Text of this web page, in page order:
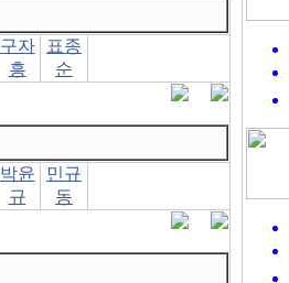
구자
흥
표종
순
박윤
규
민규
동